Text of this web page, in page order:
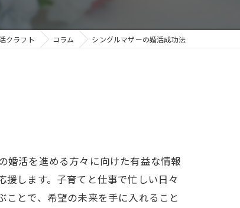
相談・お問い合わせ【女性】
クラフト コラム シングルマザーの婚活成功法
婚活を進める方々に向けた有益な情報
します。子育てと仕事で忙しい日々
とで、希望の未来を手に入れること